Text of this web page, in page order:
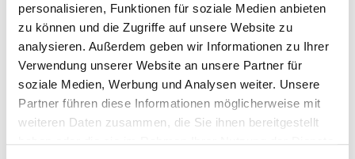
personalisieren, Funktionen für soziale Medien anbieten
zu können und die Zugriffe auf unsere Website zu
analysieren. Außerdem geben wir Informationen zu Ihrer
Verwendung unserer Website an unsere Partner für
soziale Medien, Werbung und Analysen weiter. Unsere
Partner führen diese Informationen möglicherweise mit
weiteren Daten zusammen, die Sie ihnen bereitgestellt
21.09.2026
Fortbildungsprogramm des Europäischen Parlaments für
22.09.2026
Podiumsdiskussionen professionell moderieren